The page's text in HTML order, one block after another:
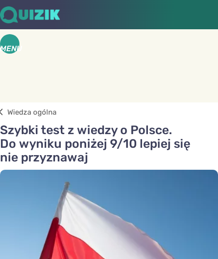
MENU
Wiedza ogólna
Szybki test z wiedzy o Polsce.
Do wyniku poniżej 9/10 lepiej się
nie przyznawaj